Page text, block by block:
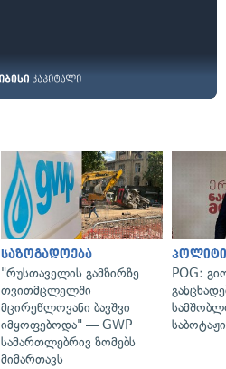
საზოგადოება
"რუსთაველის გამზირზე
თვითმცლელში
მცირეწლოვანი ბავშვი
იმყოფებოდა" — GWP
სამართლებრივ ზომებს
მიმართავს
POG: